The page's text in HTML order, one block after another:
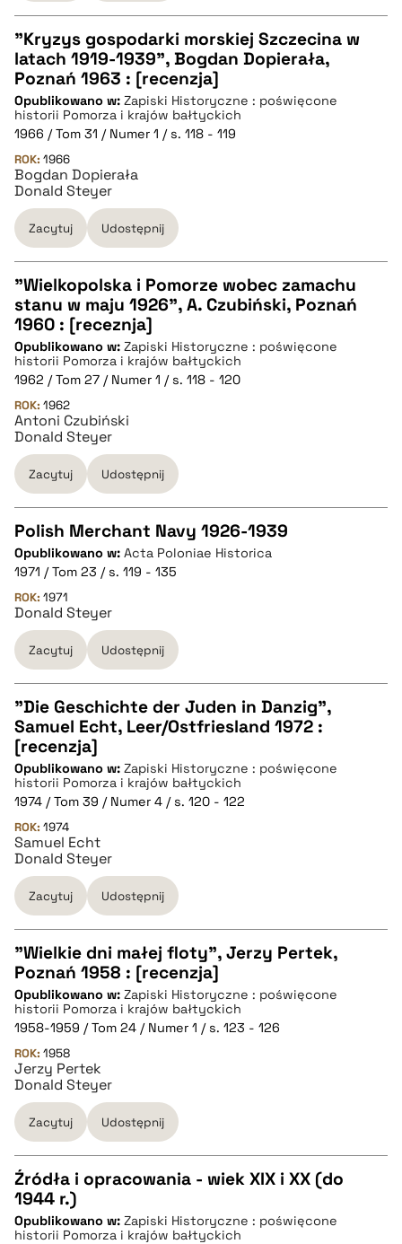
pobierz cytat
CZYSTY TEKST
pobierz cytat
BIBTEX
pobierz cytat
"Kryzys gospodarki morskiej Szczecina w
latach 1919-1939", Bogdan Dopierała,
Poznań 1963 : [recenzja]
Opublikowano w: Zapiski Historyczne : poświęcone
historii Pomorza i krajów bałtyckich
1966 / Tom 31 / Numer 1 / s. 118 - 119
ROK: 1966
Bogdan Dopierała
Donald Steyer
Zacytuj Udostępnij
CZYSTY TEKST
pobierz cytat
BIBTEX
pobierz cytat
"Wielkopolska i Pomorze wobec zamachu
stanu w maju 1926", A. Czubiński, Poznań
1960 : [receznja]
Opublikowano w: Zapiski Historyczne : poświęcone
historii Pomorza i krajów bałtyckich
1962 / Tom 27 / Numer 1 / s. 118 - 120
ROK: 1962
Antoni Czubiński
Donald Steyer
Zacytuj Udostępnij
CZYSTY TEKST
pobierz cytat
BIBTEX
pobierz cytat
Polish Merchant Navy 1926-1939
Opublikowano w: Acta Poloniae Historica
1971 / Tom 23 / s. 119 - 135
ROK: 1971
Donald Steyer
Zacytuj Udostępnij
CZYSTY TEKST
pobierz cytat
BIBTEX
pobierz cytat
"Die Geschichte der Juden in Danzig",
Samuel Echt, Leer/Ostfriesland 1972 :
[recenzja]
Opublikowano w: Zapiski Historyczne : poświęcone
historii Pomorza i krajów bałtyckich
1974 / Tom 39 / Numer 4 / s. 120 - 122
ROK: 1974
Samuel Echt
Donald Steyer
Zacytuj Udostępnij
CZYSTY TEKST
pobierz cytat
BIBTEX
pobierz cytat
"Wielkie dni małej floty", Jerzy Pertek,
Poznań 1958 : [recenzja]
Opublikowano w: Zapiski Historyczne : poświęcone
historii Pomorza i krajów bałtyckich
1958-1959 / Tom 24 / Numer 1 / s. 123 - 126
ROK: 1958
Jerzy Pertek
Donald Steyer
Zacytuj Udostępnij
CZYSTY TEKST
Źródła i opracowania - wiek XIX i XX (do
1944 r.)
Opublikowano w: Zapiski Historyczne : poświęcone
historii Pomorza i krajów bałtyckich